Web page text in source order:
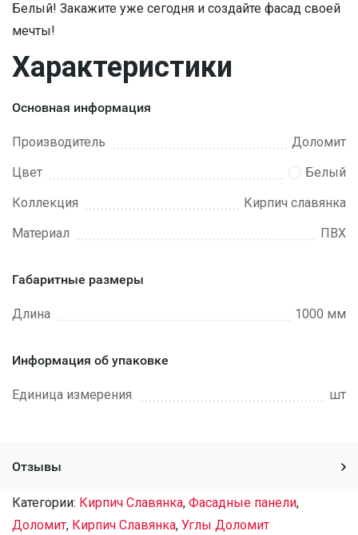
Белый! Закажите уже сегодня и создайте фасад своей
мечты!
Характеристики
Основная информация
Производитель
Доломит
Цвет
Белый
Коллекция
Кирпич славянка
Материал
ПВХ
Габаритные размеры
Длина 1000 мм
Информация об упаковке
Единица измерения шт
Отзывы
Категории: Кирпич Славянка, Фасадные панели,
Доломит, Кирпич Славянка, Углы Доломит